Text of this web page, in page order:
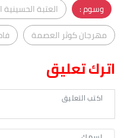
وسوم :
العتبة
مهرجان كوثر العصمة
اترك تعليق